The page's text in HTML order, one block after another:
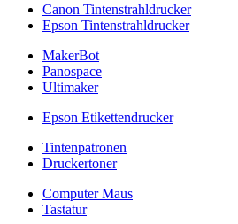
Canon Tintenstrahldrucker
Epson Tintenstrahldrucker
MakerBot
Panospace
Ultimaker
Epson Etikettendrucker
Tintenpatronen
Druckertoner
Computer Maus
Tastatur